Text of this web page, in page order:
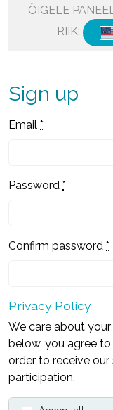
ÕIGELE
RIIK:
Sign up
Email *
Password *
Confirm password *
Privacy Policy
We care about
below, you agree
order to receive
participation.